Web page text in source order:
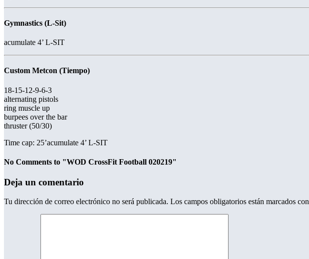
Gymnastics (L-Sit)
acumulate 4’ L-SIT
Custom Metcon (Tiempo)
18-15-12-9-6-3
alternating pistols
ring muscle up
burpees over the bar
thruster (50/30)
Time cap: 25’acumulate 4’ L-SIT
No Comments to "WOD CrossFit Football 020219"
Deja un comentario
Tu dirección de correo electrónico no será publicada. Los campos obligatorios están marcados con